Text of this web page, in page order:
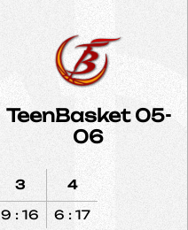
TeenBasket 05-
06
3
9 : 16
4
6 : 17